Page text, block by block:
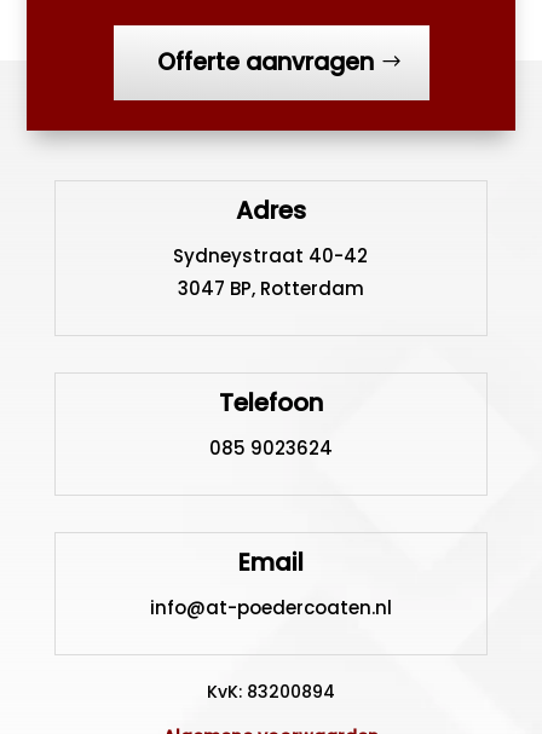
Offerte aanvragen
Adres
Sydneystraat 40-42
3047 BP, Rotterdam
Telefoon
085 9023624
Email
info@at-poedercoaten.nl
KvK: 83200894